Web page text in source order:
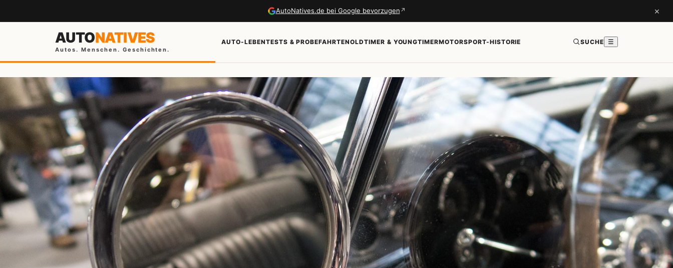
AutoNatives.de bei Google bevorzugen ↗ ×
AUTONATIVES
Autos. Menschen. Geschichten.
AUTO-LEBENTESTS & PROBEFAHRTENOLDTIMER & YOUNGTIMERMOTORSPORT-HISTORIE SUCHE ☰